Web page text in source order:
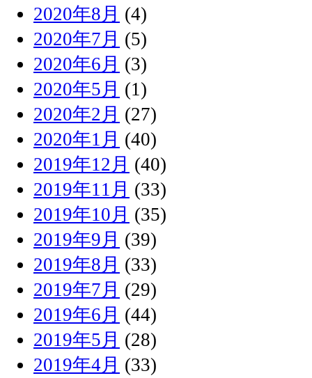
2020年8月 (4)
2020年7月 (5)
2020年6月 (3)
2020年5月 (1)
2020年2月 (27)
2020年1月 (40)
2019年12月 (40)
2019年11月 (33)
2019年10月 (35)
2019年9月 (39)
2019年8月 (33)
2019年7月 (29)
2019年6月 (44)
2019年5月 (28)
2019年4月 (33)